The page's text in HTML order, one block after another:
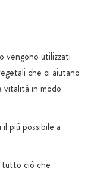
vengono utilizzati
che ci aiutano
vitalità in modo
più possibile a
tutto ciò che